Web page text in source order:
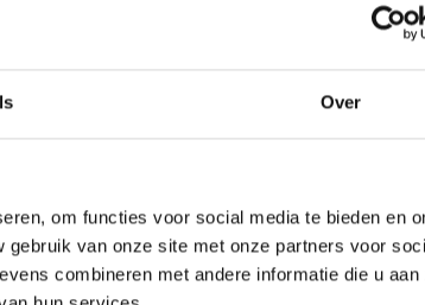
Over
om functies voor social media te bieden en
van onze site met onze partners voor
combineren met andere informatie die u aan
aangepakt, wat soms aanleiding gaf tot
en zijn ze alleszins steeds ingegeven
Europese of nationale instellingen
concentratie aan gespecialiseerde
van de studenten “